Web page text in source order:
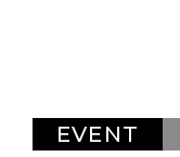
EVENT